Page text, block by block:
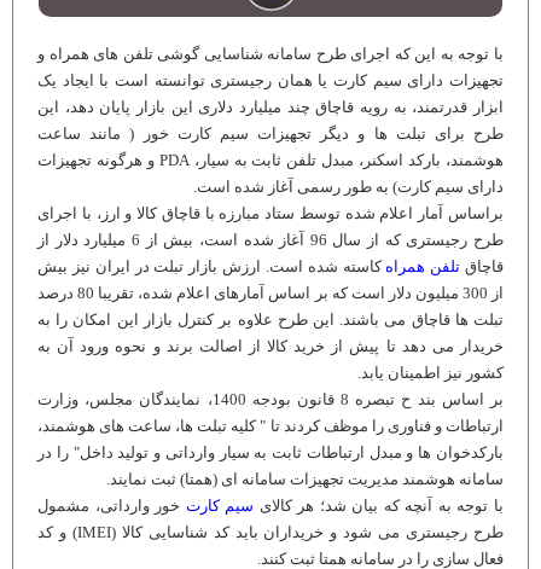
با توجه به این که اجرای طرح سامانه شناسایی گوشی تلفن های همراه و
تجهیزات دارای سیم کارت یا همان رجیستری توانسته است با ایجاد یک
ابزار قدرتمند، به رویه قاچاق چند میلیارد دلاری این بازار پایان دهد، این
طرح برای تبلت ها و دیگر تجهیزات سیم کارت خور ( مانند ساعت
هوشمند، بارکد اسکنر، مبدل تلفن ثابت به سیار، PDA و هرگونه تجهیزات
دارای سیم کارت) به طور رسمی آغاز شده است.
براساس آمار اعلام شده توسط ستاد مبارزه با قاچاق کالا و ارز، با اجرای
طرح رجیستری که از سال 96 آغاز شده است، بیش از 6 میلیارد دلار از
قاچاق تلفن همراه کاسته شده است. ارزش بازار تبلت در ایران نیز بیش
از 300 میلیون دلار است که بر اساس آمارهای اعلام شده، تقریبا 80 درصد
تبلت ها قاچاق می باشند. این طرح علاوه بر کنترل بازار این امکان را به
خریدار می دهد تا پیش از خرید کالا از اصالت برند و نحوه ورود آن به
کشور نیز اطمینان یابد.
بر اساس بند ح تبصره 8 قانون بودجه 1400، نمایندگان مجلس، وزارت
ارتباطات و فناوری را موظف کردند تا " کلیه تبلت ها، ساعت های هوشمند،
بارکدخوان ها و مبدل ارتباطات ثابت به سیار وارداتی و تولید داخل" را در
سامانه هوشمند مدیریت تجهیزات سامانه ای (همتا) ثبت نمایند.
با توجه به آنچه که بیان شد؛ هر کالای سیم کارت خور وارداتی، مشمول
طرح رجیستری می شود و خریداران باید کد شناسایی کالا (IMEI) و کد
فعال سازی را در سامانه همتا ثبت کنند.